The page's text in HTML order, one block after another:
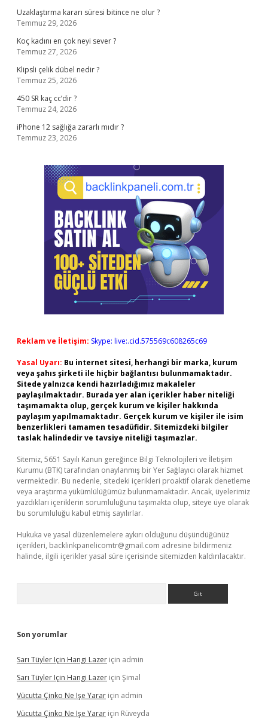
Uzaklaştırma kararı süresi bitince ne olur ?
Temmuz 29, 2026
Koç kadını en çok neyi sever ?
Temmuz 27, 2026
Klipsli çelik dübel nedir ?
Temmuz 25, 2026
450 SR kaç cc’dir ?
Temmuz 24, 2026
iPhone 12 sağlığa zararlı mıdır ?
Temmuz 23, 2026
Reklam ve İletişim: Skype: live:.cid.575569c608265c69
Yasal Uyarı: Bu internet sitesi, herhangi bir marka, kurum
veya şahıs şirketi ile hiçbir bağlantısı bulunmamaktadır.
Sitede yalnızca kendi hazırladığımız makaleler
paylaşılmaktadır. Burada yer alan içerikler haber niteliği
taşımamakta olup, gerçek kurum ve kişiler hakkında
paylaşım yapılmamaktadır. Gerçek kurum ve kişiler ile isim
benzerlikleri tamamen tesadüfidir. Sitemizdeki bilgiler
taslak halindedir ve tavsiye niteliği taşımazlar.
Sitemiz, 5651 Sayılı Kanun gereğince Bilgi Teknolojileri ve İletişim
Kurumu (BTK) tarafından onaylanmış bir Yer Sağlayıcı olarak hizmet
vermektedir. Bu nedenle, sitedeki içerikleri proaktif olarak denetleme
veya araştırma yükümlülüğümüz bulunmamaktadır. Ancak, üyelerimiz
yazdıkları içeriklerin sorumluluğunu taşımakta olup, siteye üye olarak
bu sorumluluğu kabul etmiş sayılırlar.
Hukuka ve yasal düzenlemelere aykırı olduğunu düşündüğünüz
içerikleri, backlinkpanelicomtr@gmail.com adresine bildirmeniz
halinde, ilgili içerikler yasal süre içerisinde sitemizden kaldırılacaktır.
Son yorumlar
Sarı Tüyler Için Hangi Lazer için admin
Sarı Tüyler Için Hangi Lazer için Şimal
Vücutta Çinko Ne Işe Yarar için admin
Vücutta Çinko Ne Işe Yarar için Rüveyda